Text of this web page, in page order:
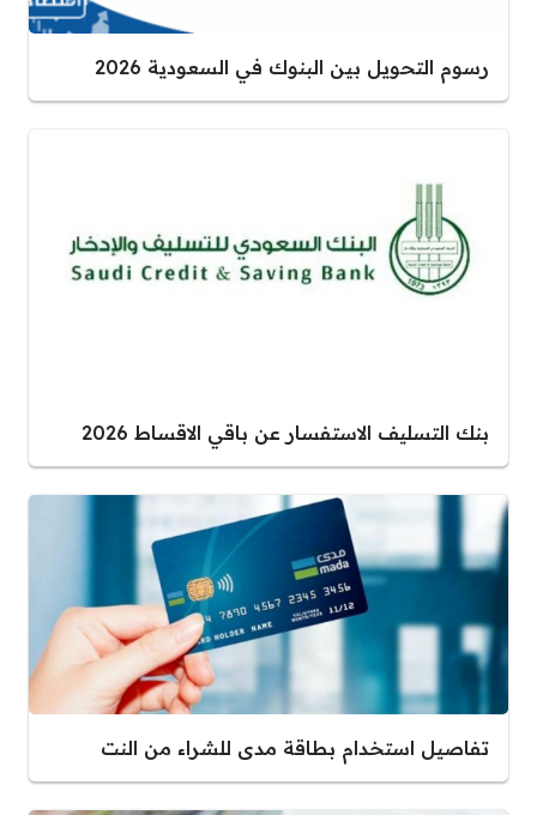
رسوم التحويل بين البنوك في السعودية 2026
بنك التسليف الاستفسار عن باقي الاقساط 2026
تفاصيل استخدام بطاقة مدى للشراء من النت